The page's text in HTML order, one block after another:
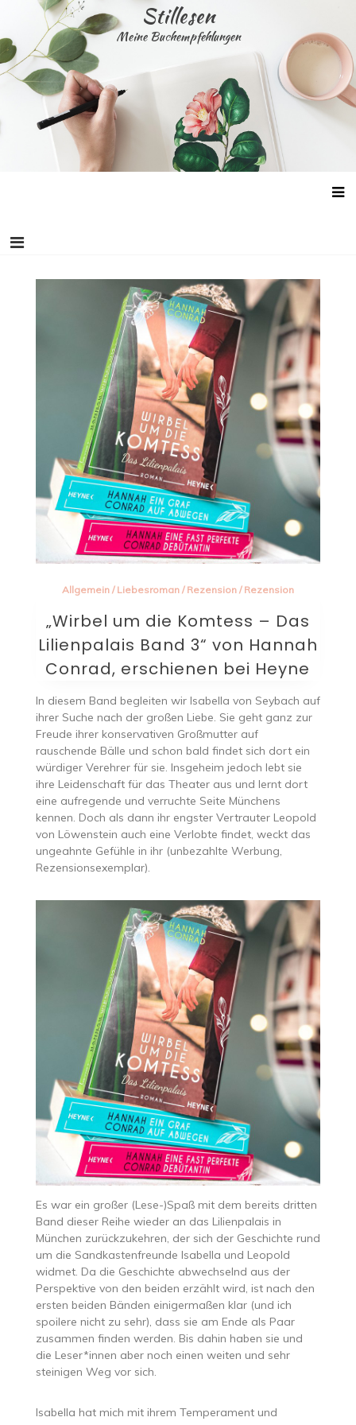
content
Stillesen
Meine Buchempfehlungen
Allgemein/ Liebesroman/ Rezension/ Rezension
„Wirbel um die Komtess – Das
Lilienpalais Band 3“ von Hannah
Conrad, erschienen bei Heyne
In diesem Band begleiten wir Isabella von Seybach auf
ihrer Suche nach der großen Liebe. Sie geht ganz zur
Freude ihrer konservativen Großmutter auf
rauschende Bälle und schon bald findet sich dort ein
würdiger Verehrer für sie. Insgeheim jedoch lebt sie
ihre Leidenschaft für das Theater aus und lernt dort
eine aufregende und verruchte Seite Münchens
kennen. Doch als dann ihr engster Vertrauter Leopold
von Löwenstein auch eine Verlobte findet, weckt das
ungeahnte Gefühle in ihr (unbezahlte Werbung,
Rezensionsexemplar).
Es war ein großer (Lese-)Spaß mit dem bereits dritten
Band dieser Reihe wieder an das Lilienpalais in
München zurückzukehren, der sich der Geschichte rund
um die Sandkastenfreunde Isabella und Leopold
widmet. Da die Geschichte abwechselnd aus der
Perspektive von den beiden erzählt wird, ist nach den
ersten beiden Bänden einigermaßen klar (und ich
spoilere nicht zu sehr), dass sie am Ende als Paar
zusammen finden werden. Bis dahin haben sie und
die Leser*innen aber noch einen weiten und sehr
steinigen Weg vor sich.
Isabella hat mich mit ihrem Temperament und